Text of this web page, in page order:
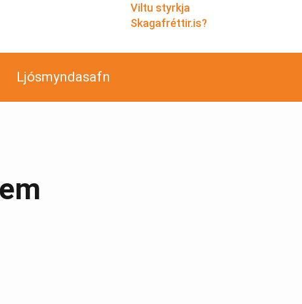
Viltu styrkja
Skagafréttir.is?
Ljósmyndasafn